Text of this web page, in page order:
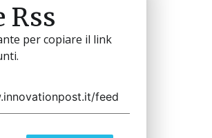
Rss
per copiare il link